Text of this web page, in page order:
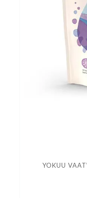
YOKUU